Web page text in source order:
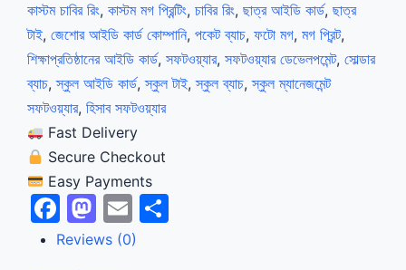
কাস্টম চাবির রিং, কাস্টম মগ প্রিন্টিং, চাবির রিং, ছাত্র আইডি কার্ড, ছাত্র
টাই, জেশোর আইডি কার্ড কোম্পানি, পকেট ব্যাচ, ফটো মগ, মগ প্রিন্ট,
শিক্ষাপ্রতিষ্ঠানের আইডি কার্ড, সফটওয়্যার, সফটওয়্যার ডেভেলপমেন্ট, সোল্ডার
ব্যাচ,স্কুল আইডি কার্ড,স্কুল টাই,স্কুল ব্যাচ,স্কুল ম্যানেজমেন্ট
সফটওয়্যার, হিসাব সফটওয়্যার
Fast Delivery
Secure Checkout
Easy Payments
Facebook
Mastodon
EmailShare
Reviews (0)